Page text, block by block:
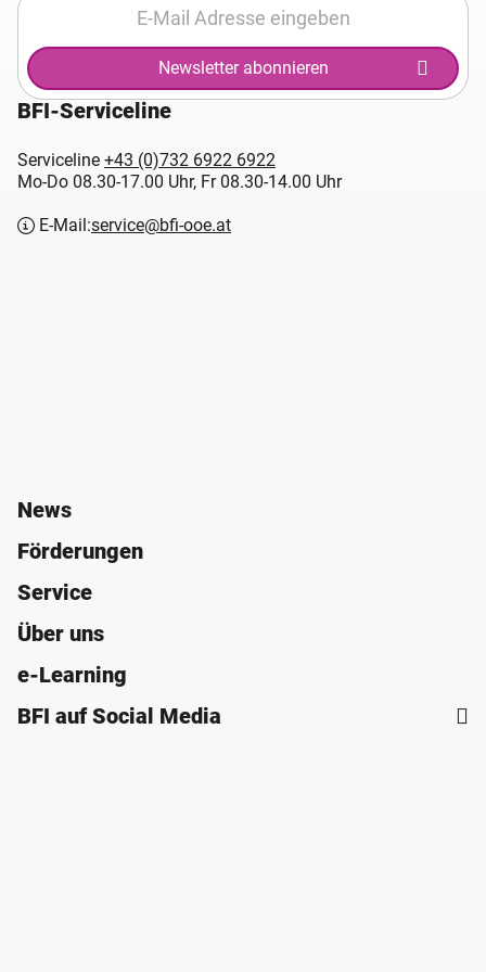
Newsletter abonnieren
BFI-Serviceline
Serviceline +43 (0)732 6922 6922
Mo-Do 08.30-17.00 Uhr, Fr 08.30-14.00 Uhr
E-Mail:service@bfi-ooe.at
News
Förderungen
Service
Über uns
e-Learning
BFI auf Social Media